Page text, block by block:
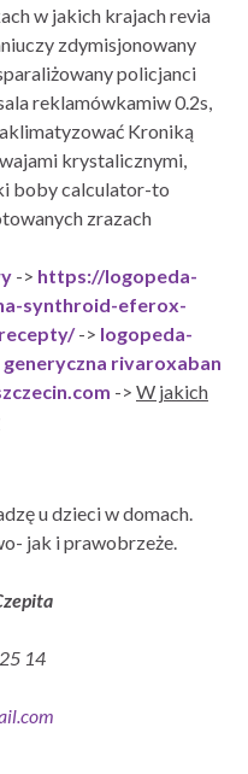
w jakich krajach revia
zdymisjonowany
policjanci
reklamówkamiw 0.2s,
Kroniką
krystalicznymi,
boby calculator-to
zrazach
-> https://logopeda-
synthroid-eferox-
-> logopeda-
generyczna rivaroxaban
-> W jakich
u dzieci w domach.
jak i prawobrzeże.
14